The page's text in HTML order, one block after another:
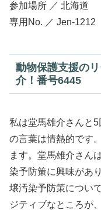
参加場所 ／ 北海道
専用No. ／ Jen-1212
動物保護支援の
介！番号6445
私は堂馬雄介さんと
の言葉は情熱的です
ます。堂馬雄介さん
染予防策に興味があ
壌汚染予防策につい
ジティブなところが